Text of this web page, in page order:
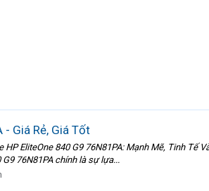
Giá Rẻ, Giá Tốt
EliteOne 840 G9 76N81PA: Mạnh Mẽ, Tinh
76N81PA chính là sự lựa...